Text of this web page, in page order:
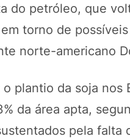
do petróleo, que
torno de
norte-americano
plantio da soja
da área apta,
pela falta